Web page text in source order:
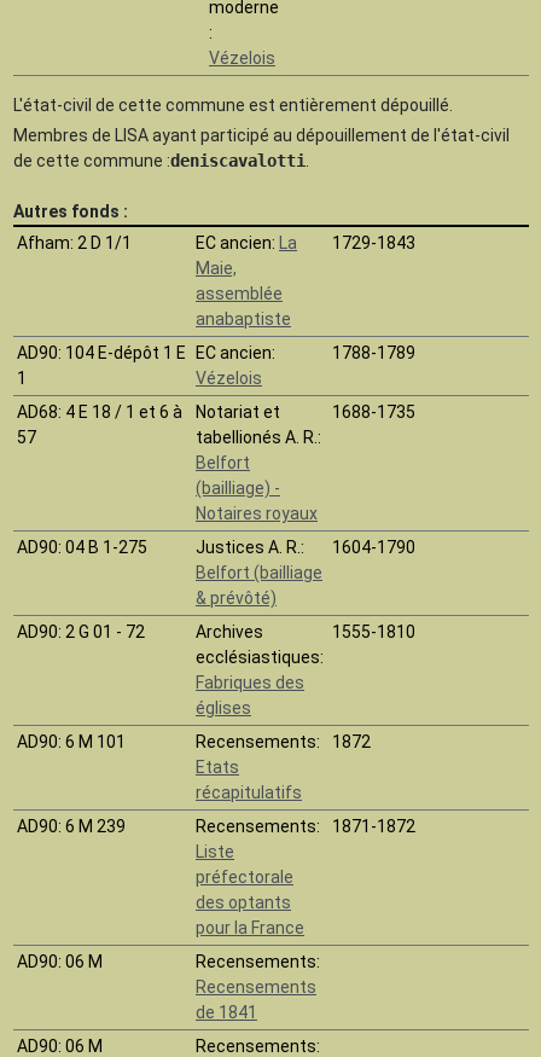
moderne
:
Vézelois
L'état-civil de cette commune est entièrement dépouillé.
Membres de LISA ayant participé au dépouillement de l'état-civil
de cette commune :deniscavalotti
Autres fonds :
Afham: 2 D 1/1 EC ancien: La
Maie,
assemblée
anabaptiste
1729-1843
AD90: 104 E-dépôt 1 E
1
EC ancien:
Vézelois
1788-1789
AD68: 4 E 18 / 1 et 6 à
57
Notariat et
tabellionés A. R.:
Belfort
(bailliage) -
Notaires royaux
1688-1735
AD90: 04 B 1-275
Justices A. R.:
Belfort (bailliage
& prévôté)
1604-1790
AD90: 2 G 01 - 72
Archives
ecclésiastiques:
Fabriques des
églises
1555-1810
AD90: 6 M 101
Recensements:
Etats
récapitulatifs
1872
AD90: 6 M 239
Recensements:
Liste
préfectorale
des optants
pour la France
1871-1872
AD90: 06 M
Recensements:
Recensements
de 1841
AD90: 06 M
Recensements: